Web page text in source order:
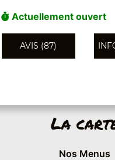
Actuellement ouvert
AVIS (87)
La
Nos Menus